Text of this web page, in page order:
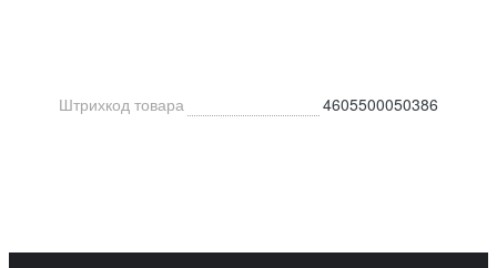
Штрихкод товара 4605500050386